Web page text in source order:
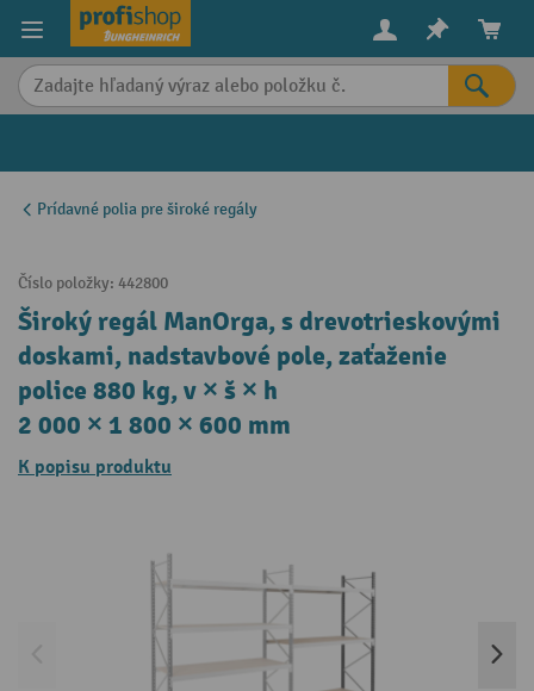
content
Prídavné polia pre široké regály
Číslo položky: 442800
Široký regál ManOrga, s drevotrieskovými
doskami, nadstavbové pole, zaťaženie
police 880 kg, v × š × h
2 000 × 1 800 × 600 mm
K popisu produktu